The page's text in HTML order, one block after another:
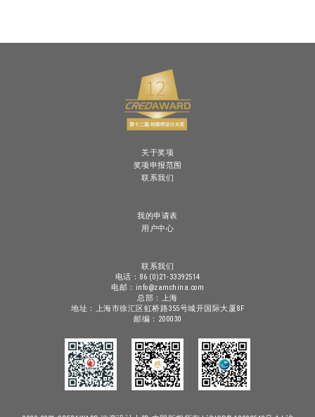
关于奖项
奖项申报范围
联系我们
我的申请表
用户中心
联系我们
电话：86 (0)21-33392514
电邮：info@zamchina.com
总部：上海
地址：上海市徐汇区虹桥路355号城开国际大厦8F
邮编：200030